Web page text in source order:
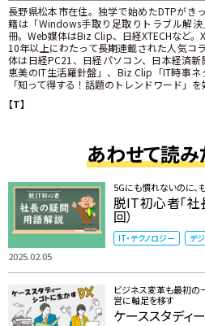
長野県松本市在住。独学で始めたDTPがき
籍は「Windows手取り足取りトラブル解
冊。Web媒体はBiz Clip、日経XTECHなど。
10年以上にわたって長期連載された人気コ
体は日経PC21、日経パソコン、日本経済
恵美のIT生活羅針盤」、Biz Clip「IT時事ネ
「知って得する！話題のトレンドワード」を
【T】
あわせて読
2025.02.05
5Gにも慣れないのに、
脱IT初心者「社
回）
IT・テクノロジー デ
ビジネス変革も最初の
営に軸足を移す
ケーススタディ